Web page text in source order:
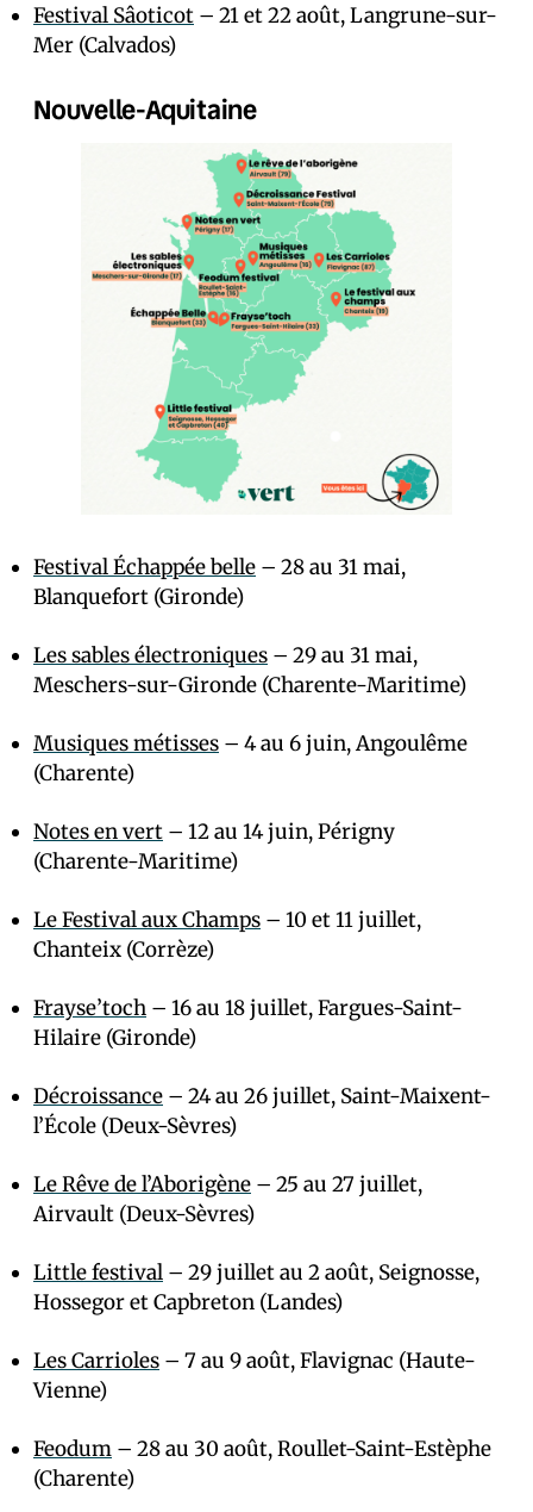
Festival Sâoticot – 21 et 22 août, Langrune-sur-
Mer (Calvados)
‍Nouvelle-Aquitaine
Festival Échappée belle – 28 au 31 mai,
Blanquefort (Gironde)
Les sables électroniques – 29 au 31 mai,
Meschers-sur-Gironde (Charente-Maritime)
Musiques métisses – 4 au 6 juin, Angoulême
(Charente)
Notes en vert – 12 au 14 juin, Périgny
(Charente-Maritime)
Le Festival aux Champs – 10 et 11 juillet,
Chanteix (Corrèze)
Frayse’toch – 16 au 18 juillet, Fargues-Saint-
Hilaire (Gironde)
Décroissance – 24 au 26 juillet, Saint-Maixent-
l’École (Deux-Sèvres)
Le Rêve de l’Aborigène – 25 au 27 juillet,
Airvault (Deux-Sèvres)
Little festival – 29 juillet au 2 août, Seignosse,
Hossegor et Capbreton (Landes)
Les Carrioles – 7 au 9 août, Flavignac (Haute-
Vienne)
Feodum – 28 au 30 août, Roullet-Saint-Estèphe
(Charente)